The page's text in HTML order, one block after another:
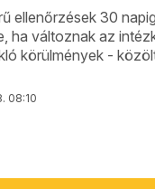
ellenőrzések 30
ha változnak az
körülmények -
08:10